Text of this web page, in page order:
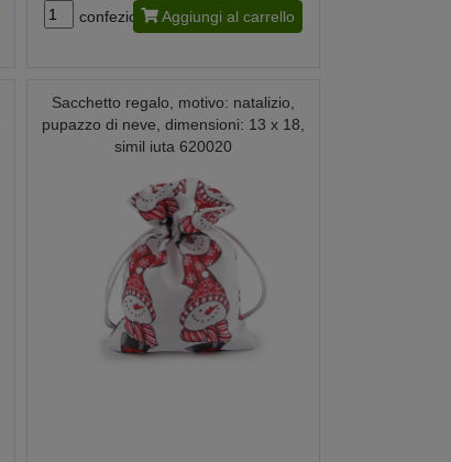
confezione Aggiungi al carrello
Sacchetto regalo, motivo: natalizio,
pupazzo di neve, dimensioni: 13 x 18,
simil iuta 620020